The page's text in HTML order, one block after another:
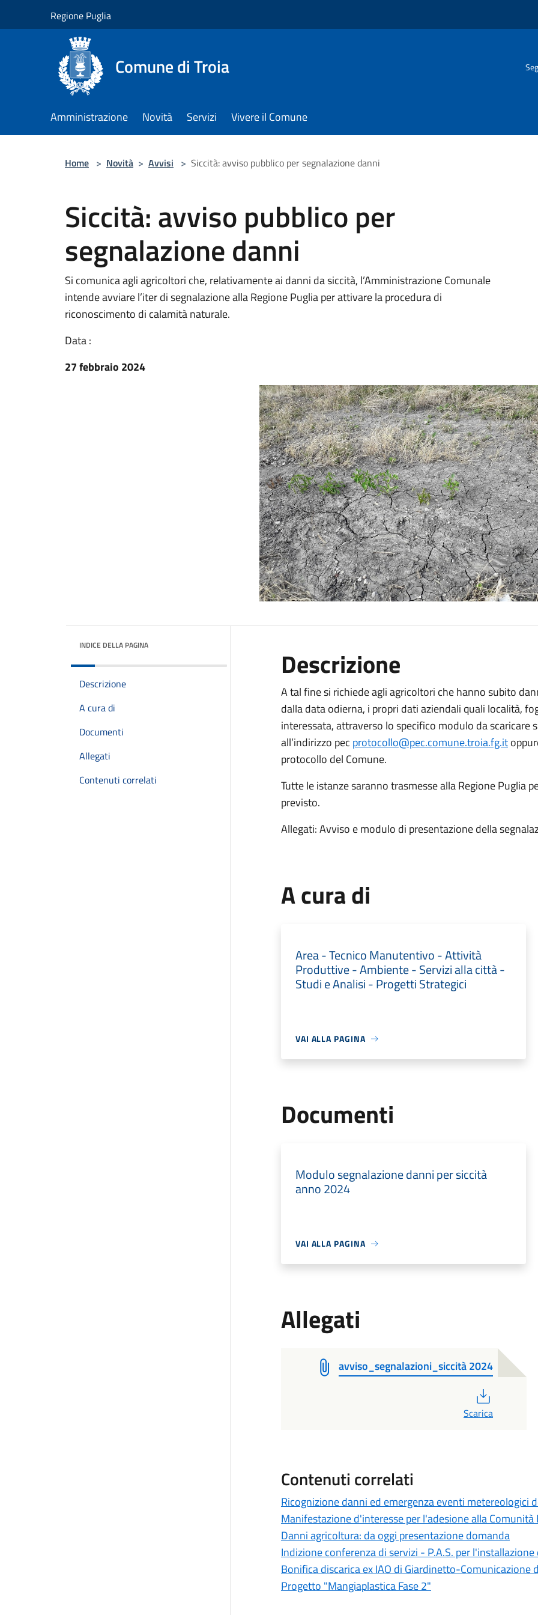
Regione Puglia
Comune di Troia
Amministrazione Novità Servizi Vivere il Comune
Home > Novità > Avvisi > Siccità: avviso pubblico per segnalazione danni
Siccità: avviso pubblico per
segnalazione danni
Si comunica agli agricoltori che, relativamente ai danni da siccità, l’Amministrazione Comunale
intende avviare l’iter di segnalazione alla Regione Puglia per attivare la procedura di
riconoscimento di calamità naturale.
Data :
27 febbraio 2024
INDICE DELLA PAGINA
Descrizione
A cura di
Documenti
Allegati
Contenuti correlati
Descrizione
A tal fine si richiede agli agricoltori che hanno subito
dalla data odierna, i propri dati aziendali quali località,
interessata, attraverso lo specifico modulo da scaricare
all’indirizzo pec protocollo@pec.comune.troia.fg.it
protocollo del Comune.
Tutte le istanze saranno trasmesse alla Regione Puglia
previsto.
Allegati: Avviso e modulo di presentazione della
A cura di
Area - Tecnico Manutentivo - Attività
Produttive - Ambiente - Servizi alla città -
Studi e Analisi - Progetti Strategici
VAI ALLA PAGINA
Documenti
Modulo segnalazione danni per siccità
anno 2024
VAI ALLA PAGINA
Allegati
avviso_segnalazioni_siccità 2024
Scarica
Contenuti correlati
Ricognizione danni ed emergenza eventi metereologici
Manifestazione d'interesse per l'adesione alla Comunità
Danni agricoltura: da oggi presentazione domanda
Indizione conferenza di servizi - P.A.S. per
Bonifica discarica ex IAO di Giardinetto-Comunicazione
Progetto "Mangiaplastica Fase 2"